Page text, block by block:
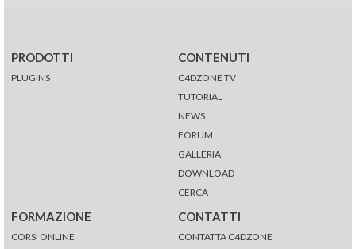
PRODOTTI
PLUGINS
CONTENUTI
C4DZONE TV
TUTORIAL
NEWS
FORUM
GALLERIA
DOWNLOAD
CERCA
FORMAZIONE
CORSI ONLINE
CONTATTI
CONTATTA C4DZONE